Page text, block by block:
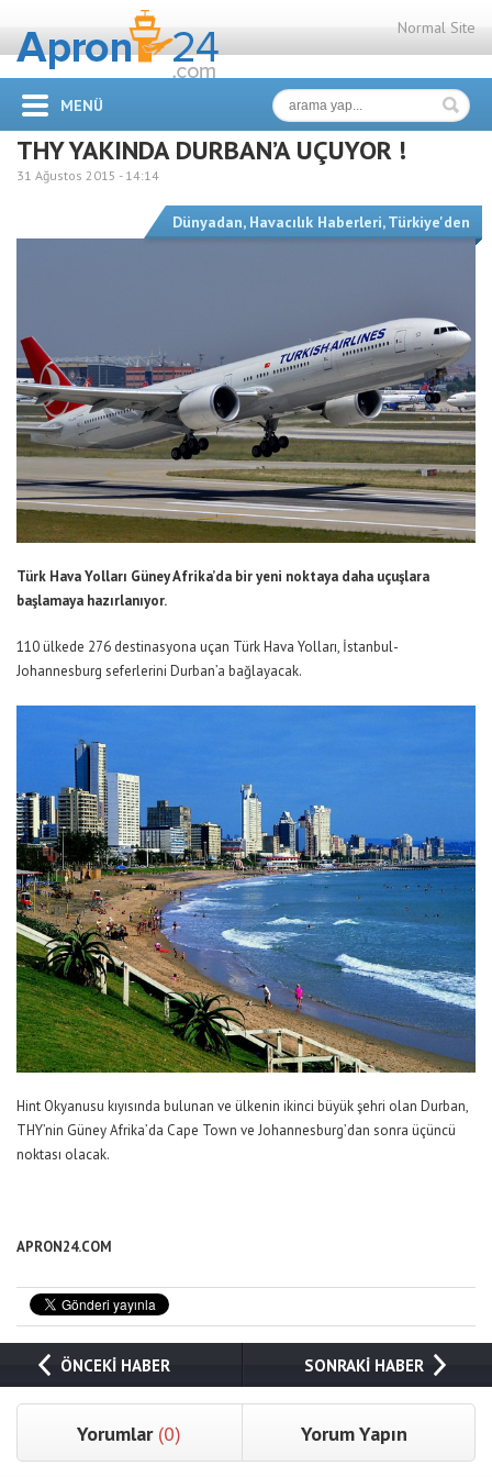
Normal Site
MENÜ
THY YAKINDA DURBAN’A UÇUYOR !
31 Ağustos 2015 - 14:14
Dünyadan, Havacılık Haberleri,Türkiye'den
Türk Hava Yolları Güney Afrika’da bir yeni noktaya daha uçuşlara
başlamaya hazırlanıyor.
110 ülkede 276 destinasyona uçan Türk Hava Yolları, İstanbul-
Johannesburg seferlerini Durban’a bağlayacak.
Hint Okyanusu kıyısında bulunan ve ülkenin ikinci büyük şehri olan Durban,
THY’nin Güney Afrika’da Cape Town ve Johannesburg’dan sonra üçüncü
noktası olacak.
APRON24.COM
ÖNCEKİ HABER SONRAKİ HABER
Yorumlar (0) Yorum Yapın